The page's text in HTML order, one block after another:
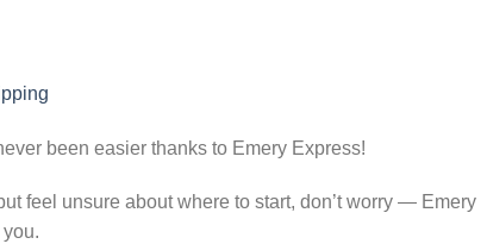
been easier thanks to Emery Express!
feel unsure about where to start, don’t worry — Emery